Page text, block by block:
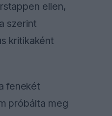
ellen,
szerint
kritikaként
fenekét
próbálta meg